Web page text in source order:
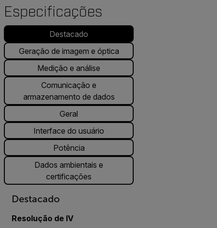
Especificações
Destacado
Geração de imagem e óptica
Medição e análise
Comunicação e
armazenamento de dados
Geral
Interface do usuário
Potência
Dados ambientais e
certificações
Destacado
Resolução de IV